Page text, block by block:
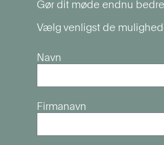
Gør dit møde endnu
Vælg venligst de
Navn
Firmanavn